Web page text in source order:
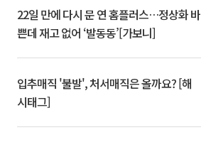
22일 만에 다시 문 연 홈플러스…정상화 바
쁜데 재고 없어 ‘발동동’[가보니]
입추매직 '불발', 처서매직은 올까요? [해
시태그]